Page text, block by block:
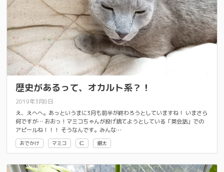
歴史があるって、オカルト系？！
2019年3月8日
え、えへへ。あっというまに3月も前半が終わろうとしていますね！ いまさら
何ですが… おおっ！マミコちゃんが投げ捨てようとしている「英会話」での
アピールね！！！ そうなんです。みんな…
おでかけ マミコ 仁 銀太